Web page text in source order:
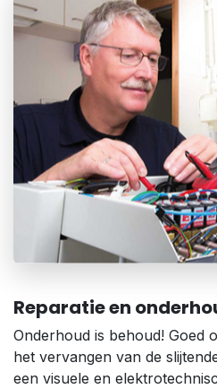
Reparatie en
Onderhoud is behoud! Goed
het vervangen van de
een visuele en